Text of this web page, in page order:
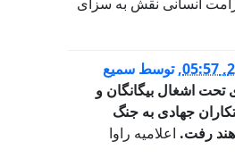
,توسط سمیع
اشغال بیگانگان و
جهادی به جنگ
رفت. اعلامیه راوا